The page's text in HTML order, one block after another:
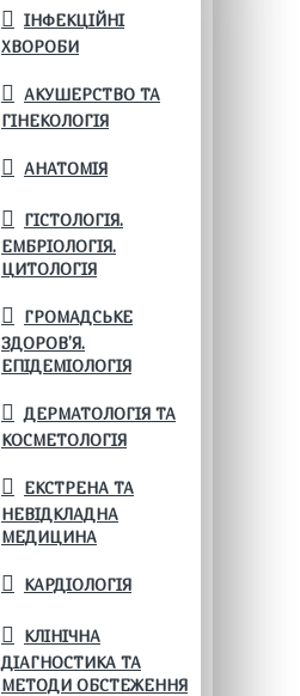
ІНФЕКЦІЙНІ
ХВОРОБИ
АКУШЕРСТВО ТА
ГІНЕКОЛОГІЯ
АНАТОМІЯ
ГІСТОЛОГІЯ.
ЕМБРІОЛОГІЯ.
ЦИТОЛОГІЯ
ГРОМАДСЬКЕ
ЗДОРОВ’Я.
ЕПІДЕМІОЛОГІЯ
ДЕРМАТОЛОГІЯ ТА
КОСМЕТОЛОГІЯ
ЕКСТРЕНА ТА
НЕВІДКЛАДНА
МЕДИЦИНА
КАРДІОЛОГІЯ
КЛІНІЧНА
ДІАГНОСТИКА ТА
МЕТОДИ ОБСТЕЖЕННЯ